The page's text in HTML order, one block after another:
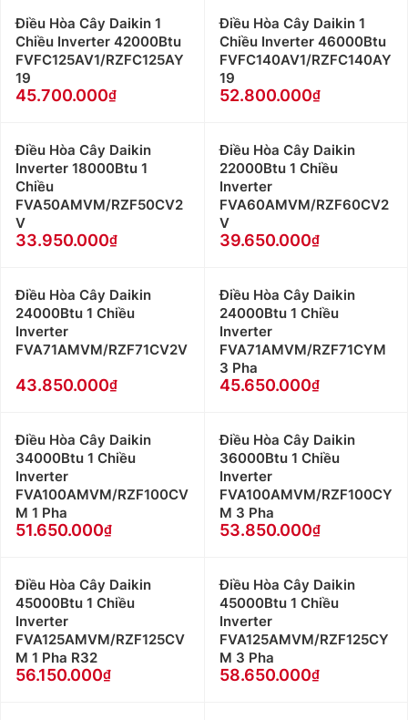
Điều Hòa Cây Daikin 1
Chiều Inverter 42000Btu
FVFC125AV1/RZFC125AY
19
45.700.000
Điều Hòa Cây Daikin 1
Chiều Inverter 46000Btu
FVFC140AV1/RZFC140AY
19
52.800.000
Điều Hòa Cây Daikin
Inverter 18000Btu 1
Chiều
FVA50AMVM/RZF50CV2
V
33.950.000
Điều Hòa Cây Daikin
22000Btu 1 Chiều
Inverter
FVA60AMVM/RZF60CV2
V
39.650.000
Điều Hòa Cây Daikin
24000Btu 1 Chiều
Inverter
FVA71AMVM/RZF71CV2V
43.850.000
Điều Hòa Cây Daikin
24000Btu 1 Chiều
Inverter
FVA71AMVM/RZF71CYM
3 Pha
45.650.000
Điều Hòa Cây Daikin
34000Btu 1 Chiều
Inverter
FVA100AMVM/RZF100CV
M 1 Pha
51.650.000
Điều Hòa Cây Daikin
36000Btu 1 Chiều
Inverter
FVA100AMVM/RZF100CY
M 3 Pha
53.850.000
Điều Hòa Cây Daikin
45000Btu 1 Chiều
Inverter
FVA125AMVM/RZF125CV
M 1 Pha R32
56.150.000
Điều Hòa Cây Daikin
45000Btu 1 Chiều
Inverter
FVA125AMVM/RZF125CY
M 3 Pha
58.650.000